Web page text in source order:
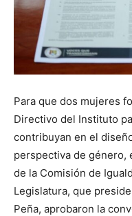
Para que dos mujeres
Directivo del Instituto
contribuyan en el
perspectiva de género,
de la Comisión de
Legislatura, que
Peña, aprobaron la